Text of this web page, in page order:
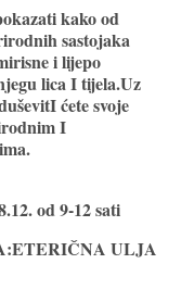
kakood
sastojaka
i lijepo
lica I tijela.Uz
ćete svoje
I
od 9-12 sati
ULJA